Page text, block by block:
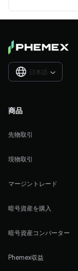
日本語 
商品
先物取引
現物取引
マージントレード
暗号資産を購入
暗号資産コンバーター
Phemex収益